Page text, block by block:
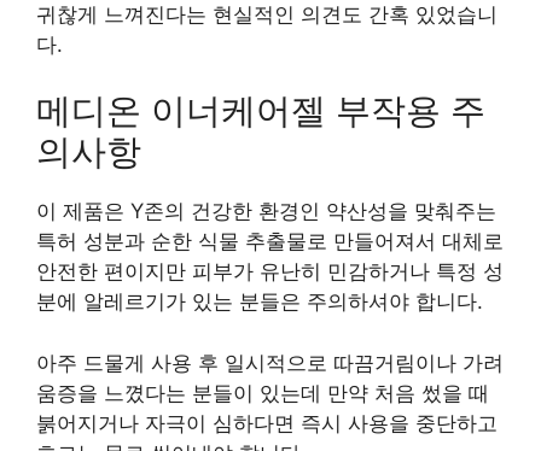
귀찮게 느껴진다는 현실적인 의견도 간혹 있었습니
다.
메디온 이너케어젤 부작용 주
의사항
이 제품은 Y존의 건강한 환경인 약산성을 맞춰주는
특허 성분과 순한 식물 추출물로 만들어져서 대체로
안전한 편이지만 피부가 유난히 민감하거나 특정 성
분에 알레르기가 있는 분들은 주의하셔야 합니다.
아주 드물게 사용 후 일시적으로 따끔거림이나 가려
움증을 느꼈다는 분들이 있는데 만약 처음 썼을 때
붉어지거나 자극이 심하다면 즉시 사용을 중단하고